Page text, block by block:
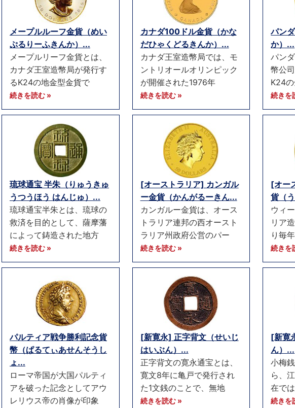
メープルルーフ金貨（めい
ぷるりーふきんか）...
メープルリーフ金貨とは、
カナダ王室造幣局が発行す
るK24の地金型金貨で
続きを読む »
カナダ100ドル金貨（かな
だひゃくどるきんか）...
カナダ王室造幣局では、モ
ントリオールオリンピック
が開催された1976年
続きを読む »
パン
か）...
パン
幣公
K24
続きを
琉球通宝 半朱（りゅうきゅ
うつうほう はんじゅ）...
琉球通宝半朱とは、琉球の
救済を目的として、薩摩藩
によって鋳造された地方
続きを読む »
[オーストラリア] カンガル
ー金貨（かんがるーきん...
カンガルー金貨は、オース
トラリア連邦の西オースト
ラリア州政府公営のパー
続きを読む »
[オー
貨（
ウィ
リア
り毎
続きを
パルティア戦争勝利記念貨
幣（ぱるてぃあせんそうし
ょ...
ローマ帝国が大国パルティ
アを破った記念としてアウ
レリウス帝の肖像が印象
[新寛永] 正字背文（せいじ
はいぶん）...
正字背文の寛永通宝とは、
寛文8年に亀戸で発行され
た1文銭のことで、無地
続きを読む »
[新寛
ん）...
小梅
ら、
在で
続きを